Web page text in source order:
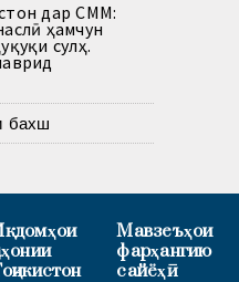
дар СММ:
ҳамчун
сулҳ.
бахш
Мавзеъҳои
фарҳангию
сайёҳӣ